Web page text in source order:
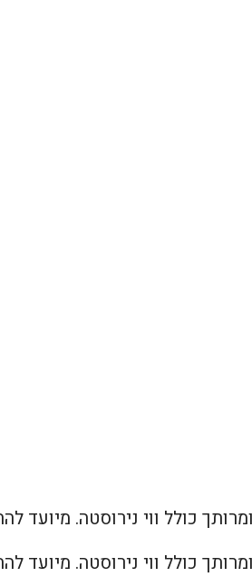
כולל ווי נירוסטה. מיועד
כולל ווי נירוסטה. מיועד